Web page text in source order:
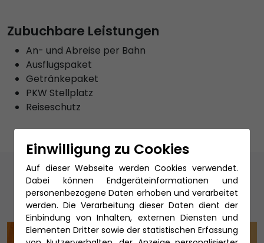
Zubuchbare Leistungen
An- und Abreise per Bahn
Ausflugspaket
Getränkepaket
PKW Stellplatz
Reiseschutz
Unsere Reiseexperten
Einwilligung zu Cookies
Auf dieser Webseite werden Cookies verwendet.
Dabei können Endgeräteinformationen und
personenbezogene Daten erhoben und verarbeitet
werden. Die Verarbeitung dieser Daten dient der
Einbindung von Inhalten, externen Diensten und
Elementen Dritter sowie der statistischen Erfassung